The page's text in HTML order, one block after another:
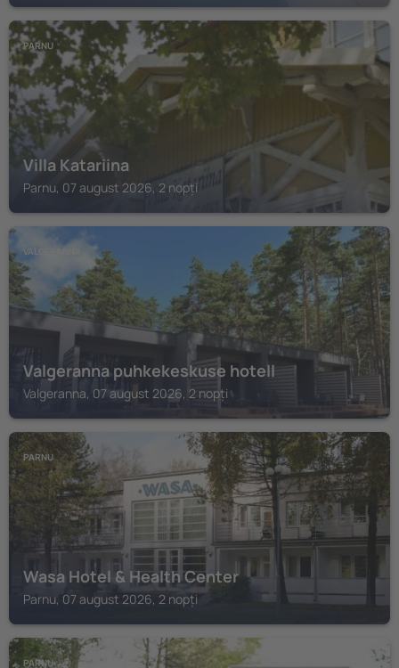
PARNU
Villa Katariina
Parnu, 07 august 2026, 2 nopți
VALGERANNA
Valgeranna puhkekeskuse hotell
Valgeranna, 07 august 2026, 2 nopți
PARNU
Wasa Hotel & Health Center
Parnu, 07 august 2026, 2 nopți
PARNU